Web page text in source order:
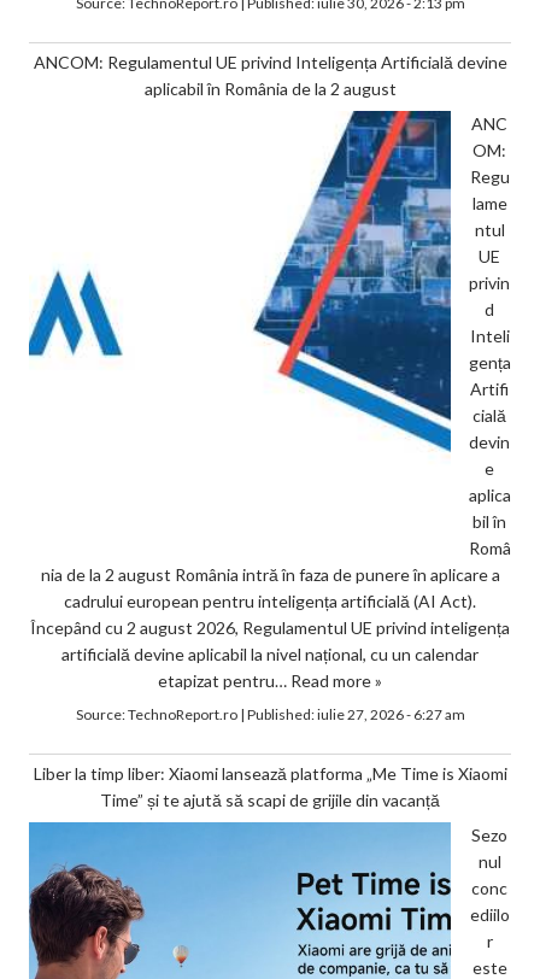
ANCOM: Regulamentul UE privind Inteligența Artificială devine
aplicabil în România de la 2 august
ANC
OM:
Regu
lame
ntul
UE
privin
d
Inteli
gența
Artifi
cială
devin
e
aplica
bil în
Româ
nia de la 2 august România intră în faza de punere în aplicare a
cadrului european pentru inteligența artificială (AI Act).
Începând cu 2 august 2026, Regulamentul UE privind inteligența
artificială devine aplicabil la nivel național, cu un calendar
etapizat pentru… Read more »
Source:TechnoReport.ro| Published:iulie 27, 2026 - 6:27 am
Liber la timp liber: Xiaomi lansează platforma „Me Time is Xiaomi
Time” și te ajută să scapi de grijile din vacanță
Sezo
nul
conc
ediilo
r
este